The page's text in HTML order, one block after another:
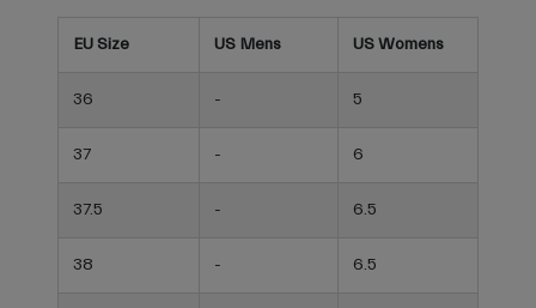
EU Size US Mens US Womens
36 - 5
37 - 6
37.5 - 6.5
38 - 6.5